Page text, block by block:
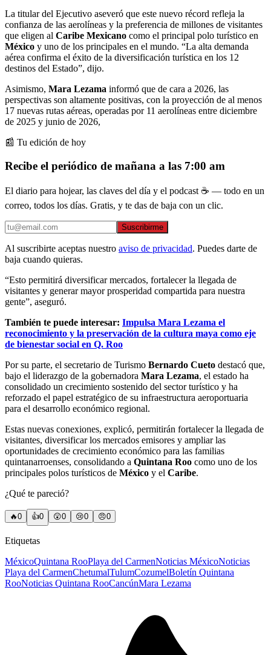
La titular del Ejecutivo aseveró que este nuevo récord refleja la
confianza de las aerolíneas y la preferencia de millones de visitantes
que eligen al Caribe Mexicano como el principal polo turístico en
México y uno de los principales en el mundo. “La alta demanda
aérea confirma el éxito de la diversificación turística en los 12
destinos del Estado”, dijo.
Asimismo, Mara Lezama informó que de cara a 2026, las
perspectivas son altamente positivas, con la proyección de al menos
17 nuevas rutas aéreas, operadas por 11 aerolíneas entre diciembre
de 2025 y junio de 2026,
📰 Tu edición de hoy
Recibe el periódico de mañana a las 7:00 am
El diario para hojear, las claves del día y el podcast ☕ — todo en un
correo, todos los días. Gratis, y te das de baja con un clic.
Suscribirme
Al suscribirte aceptas nuestro aviso de privacidad. Puedes darte de
baja cuando quieras.
“Esto permitirá diversificar mercados, fortalecer la llegada de
visitantes y generar mayor prosperidad compartida para nuestra
gente”, aseguró.
También te puede interesar: Impulsa Mara Lezama el
reconocimiento y la preservación de la cultura maya como eje
de bienestar social en Q. Roo
Por su parte, el secretario de Turismo Bernardo Cueto destacó que,
bajo el liderazgo de la gobernadora Mara Lezama, el estado ha
consolidado un crecimiento sostenido del sector turístico y ha
reforzado el papel estratégico de su infraestructura aeroportuaria
para el desarrollo económico regional.
Estas nuevas conexiones, explicó, permitirán fortalecer la llegada de
visitantes, diversificar los mercados emisores y ampliar las
oportunidades de crecimiento económico para las familias
quintanarroenses, consolidando a Quintana Roo como uno de los
principales polos turísticos de México y el Caribe.
¿Qué te pareció?
🔥0 👍0 😲0 😢0 😠0
Etiquetas
MéxicoQuintana RooPlaya del CarmenNoticias MéxicoNoticias
Playa del CarmenChetumalTulumCozumelBoletín Quintana
RooNoticias Quintana RooCancúnMara Lezama